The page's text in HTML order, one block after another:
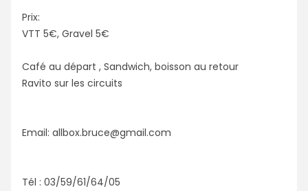
Prix:
VTT 5€, Gravel 5€
Café au départ , Sandwich, boisson au retour
Ravito sur les circuits
Email: allbox.bruce@gmail.com
Tél : 03/59/61/64/05